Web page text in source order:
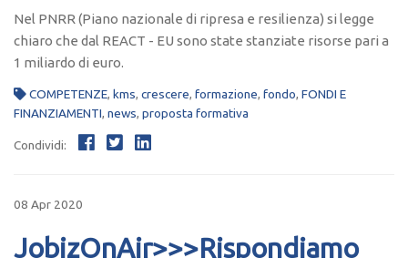
Nel PNRR (Piano nazionale di ripresa e resilienza) si legge
chiaro che dal REACT - EU sono state stanziate risorse pari a
1 miliardo di euro.
COMPETENZE, kms, crescere, formazione, fondo, FONDI E
FINANZIAMENTI, news, proposta formativa
Condividi:
08 Apr 2020
JobizOnAir>>>Rispondiamo